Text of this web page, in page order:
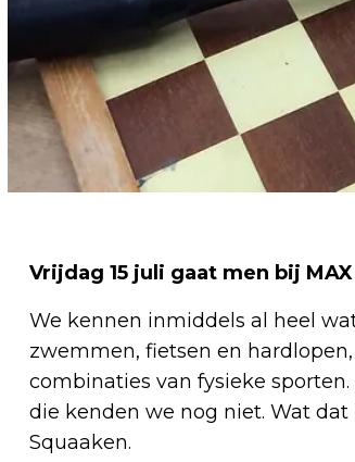
Vrijdag 15 juli gaat men bij
We kennen inmiddels al heel
zwemmen, fietsen en
combinaties van fysieke
die kenden we nog niet. Wat
Squaaken.